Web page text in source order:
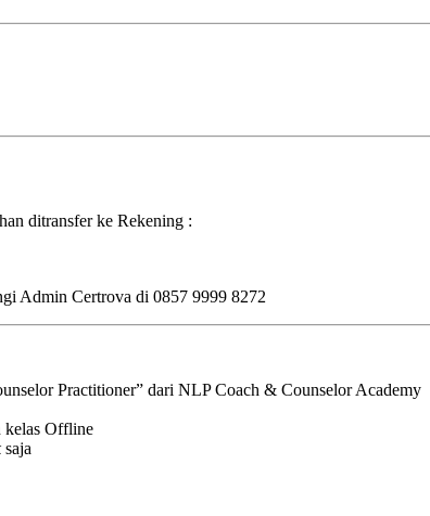
ditransfer ke Rekening :
Admin Certrova di 0857 9999 8272
Practitioner” dari NLP Coach & Counselor Academy
kelas Offline
saja